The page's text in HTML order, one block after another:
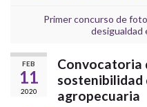
Primer concurso de
desigualdad
FEB
11
2020
Convocatoria
sostenibilidad
agropecuaria